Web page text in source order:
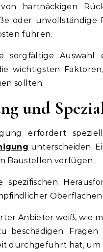
hartnäckigen
oder
führen.
sorgfältige Auswahl
wichtigsten
sollten.
und
erfordert
unterscheiden.
Baustellen verfügen.
spezifischen
Anbieter weiß, wie
beschädigen.
durchgeführt hat, um